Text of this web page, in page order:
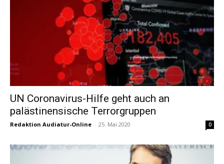
UN Coronavirus-Hilfe geht auch an
palästinensische Terrorgruppen
Redaktion Audiatur-Online - 25. Mai 2020 0